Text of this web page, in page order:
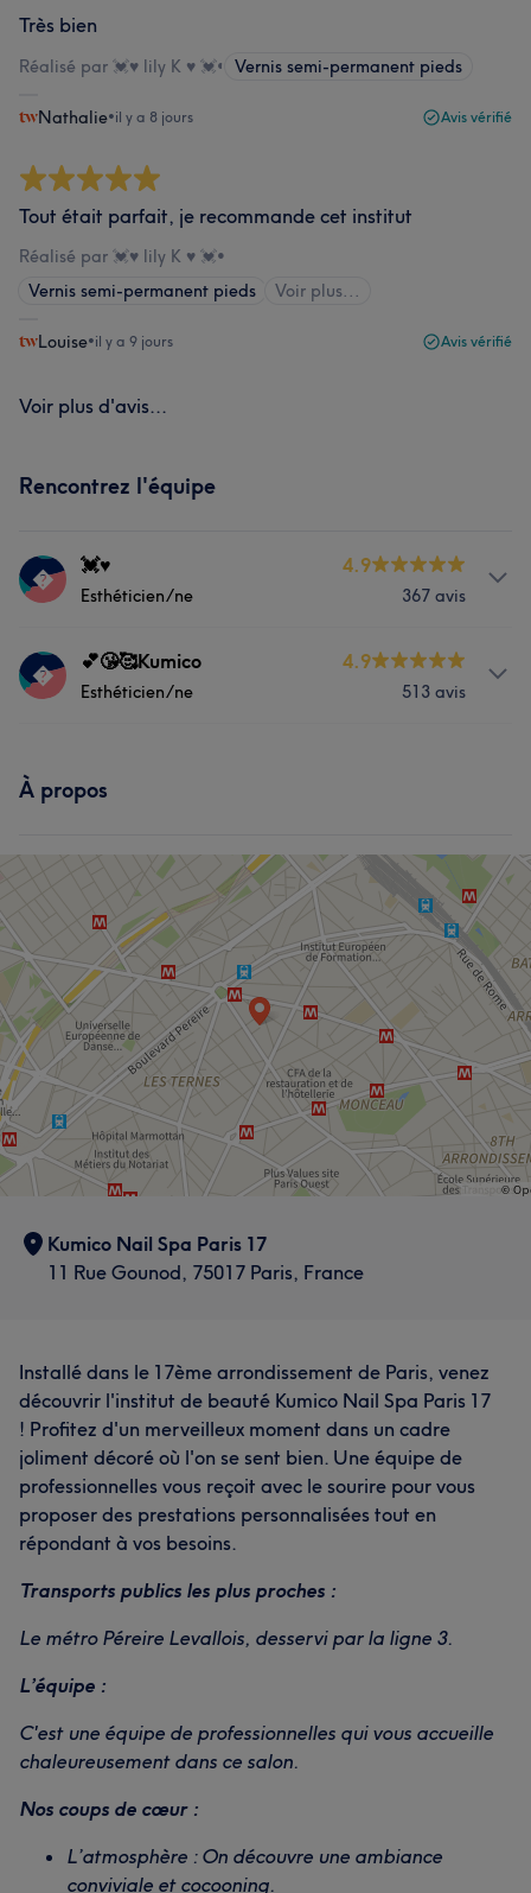
Très bien
Réalisé par 💓♥️ lily K ♥️ 💓• Vernis semi-permanent pieds
Nathalie•il y a 8 jours Avis vérifié
Tout était parfait, je recommande cet institut
Réalisé par 💓♥️ lily K ♥️ 💓•
Vernis semi-permanent pieds
Voir plus...
Louise•il y a 9 jours Avis vérifié
Voir plus d'avis...
Rencontrez l'équipe
 💓♥️
Esthéticien/ne
4.9
367 avis
Prestations
 💕😘🥰Kumico
Esthéticien/ne
4.9
513 avis
Visage
Manucure et Beauté des pieds
L'avis de nos clients sur 💕😘🥰Kumico
Professionnel/le 7 Attentionné/e Expert/e
Accueillant/e
À propos
Kumico Nail Spa Paris 17
11 Rue Gounod, 75017 Paris, France
Installé dans le 17ème arrondissement de Paris, venez
découvrir l'institut de beauté Kumico Nail Spa Paris 17
! Profitez d'un merveilleux moment dans un cadre
joliment décoré où l'on se sent bien. Une équipe de
professionnelles vous reçoit avec le sourire pour vous
proposer des prestations personnalisées tout en
répondant à vos besoins.
Transports publics les plus proches :
Le métro Péreire Levallois, desservi par la ligne 3.
L’équipe :
C'est une équipe de professionnelles qui vous accueille
chaleureusement dans ce salon.
Nos coups de cœur :
L’atmosphère : On découvre une ambiance
conviviale et cocooning.